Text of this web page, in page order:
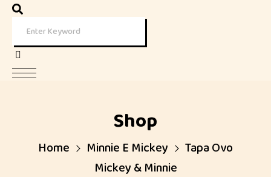
Shop
Home Minnie E Mickey
Tapa Ovo
Mickey & Minnie